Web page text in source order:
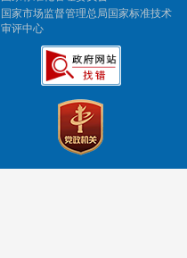
国家市场监督管理总局国家标准技术
审评中心